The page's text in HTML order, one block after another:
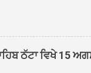
ਗੇੜਾ ਮਾਰਦੇ ਸਨ ਅਤੇ
ਮੈਂਬਰਾਂ ਅੰਜੂ ਬਾਲਾ,
ਸੀ. ਲਾਉਣ ਦੀ ਸੇਵਾ
ਕਿ ਏਸੀ ਚੋਰੀ ਹੋਣ ਨਾਲ
ਠੱਟਾ ਵਿਖੇ 15